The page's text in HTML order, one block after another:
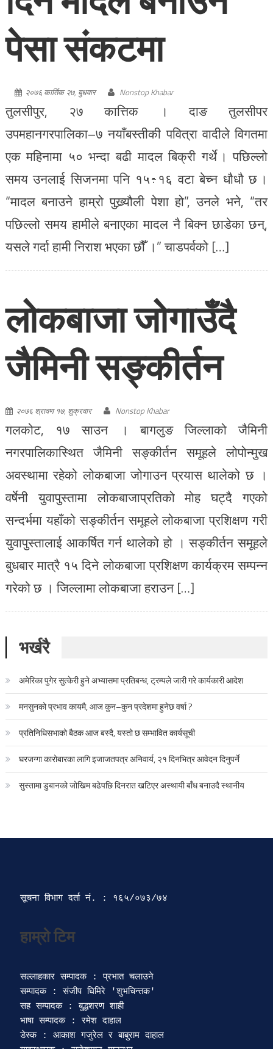
पेसा संकटमा
२०७६ कार्तिक २७, बुधवार Nonstop Khabar
तुलसीपुर, २७ कात्तिक । दाङ तुलसीपर
उपमहानगरपालिका–७ नयाँबस्तीकी पवित्रा वादीले विगतमा
एक महिनामा ५० भन्दा बढी मादल बिक्री गर्थे । पछिल्लो
समय उनलाई सिजनमा पनि १५÷१६ वटा बेच्न धौधौ छ ।
“मादल बनाउने हाम्रो पुख्र्यौली पेशा हो”, उनले भने, “तर
पछिल्लो समय हामीले बनाएका मादल नै बिक्न छाडेका छन्,
यसले गर्दा हामी निराश भएका छौँ ।” चाडपर्वको […]
लोकबाजा जोगाउँदै
जैमिनी सङ्कीर्तन
२०७६ श्रावण १७, शुक्रवार Nonstop Khabar
गलकोट, १७ साउन । बागलुङ जिल्लाको जैमिनी
नगरपालिकास्थित जैमिनी सङ्कीर्तन समूहले लोपोन्मुख
अवस्थामा रहेको लोकबाजा जोगाउन प्रयास थालेको छ ।
वर्षेनी युवापुस्तामा लोकबाजाप्रतिको मोह घट्दै गएको
सन्दर्भमा यहाँको सङ्कीर्तन समूहले लोकबाजा प्रशिक्षण गरी
युवापुस्तालाई आकर्षित गर्न थालेको हो । सङ्कीर्तन समूहले
बुधबार मात्रै १५ दिने लोकबाजा प्रशिक्षण कार्यक्रम सम्पन्न
गरेको छ । जिल्लामा लोकबाजा हराउन […]
भर्खरै
अमेरिका पुगेर सुत्केरी हुने अभ्यासमा प्रतिबन्ध, ट्रम्पले जारी गरे कार्यकारी आदेश
मनसुनको प्रभाव कायमै, आज कुन–कुन प्रदेशमा हुनेछ वर्षा ?
प्रतिनिधिसभाको बैठक आज बस्दै, यस्तो छ सम्भावित कार्यसूची
घरजग्गा कारोबारका लागि इजाजतपत्र अनिवार्य, २१ दिनभित्र आवेदन दिनुपर्ने
सुस्तामा डुबानको जोखिम बढेपछि दिनरात खटिएर अस्थायी बाँध बनाउदै स्थानीय
सूचना विभाग दर्ता‍ नं. : १६५/०७३/७४
हाम्रो टिम
सल्लाहकार सम्पादक : प्रभात चलाउने
सम्पादक : संजीप घिमिरे 'शुभचिन्तक'
सह सम्पादक : बुद्धशरण शाही
भाषा सम्पादक : रमेश दाहाल
डेस्क : आकाश गजुरेल र बाबुराम दाहाल